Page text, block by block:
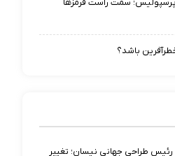
پرسپولیس؛ سمت راست قرمزها
باشد؟
رئیس طراحی جهانی نیسان؛ تغییر